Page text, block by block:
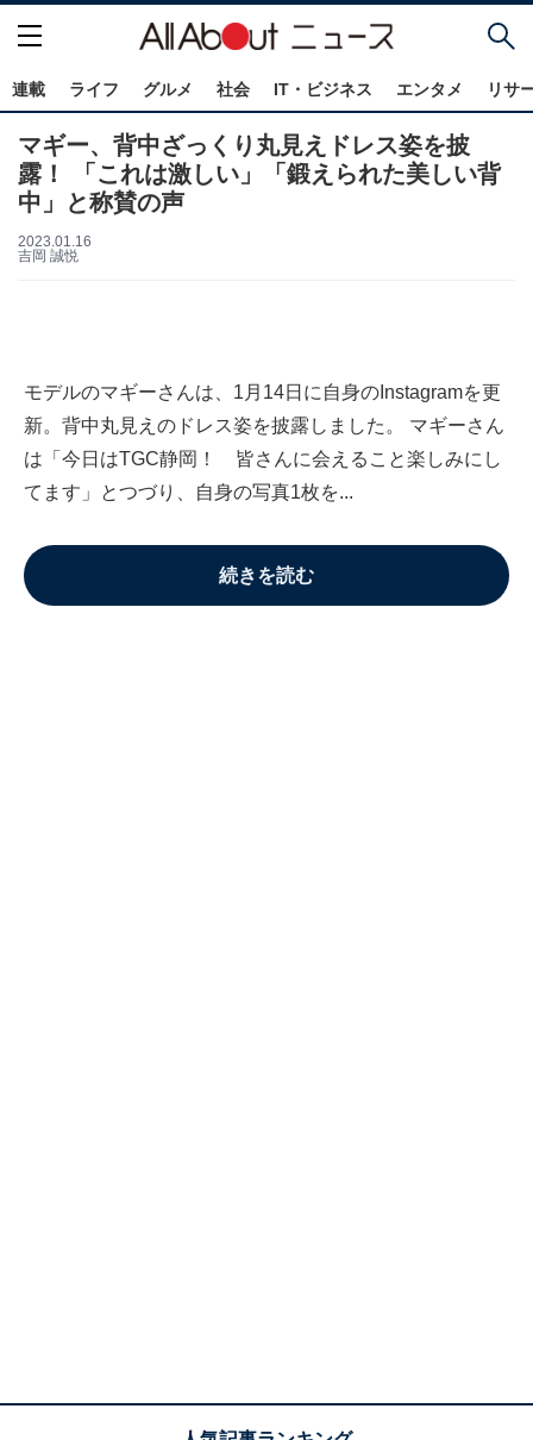
連載 ライフ グルメ 社会 IT・ビジネス エンタメ リサ
マギー、背中ざっくり丸見えドレス姿を披
露！ 「これは激しい」「鍛えられた美しい背
中」と称賛の声
2023.01.16
吉岡 誠悦
モデルのマギーさんは、1月14日に自身のInstagramを更
新。背中丸見えのドレス姿を披露しました。 マギーさん
は「今日はTGC静岡！ 皆さんに会えること楽しみにし
てます」とつづり、自身の写真1枚を...
続きを読む